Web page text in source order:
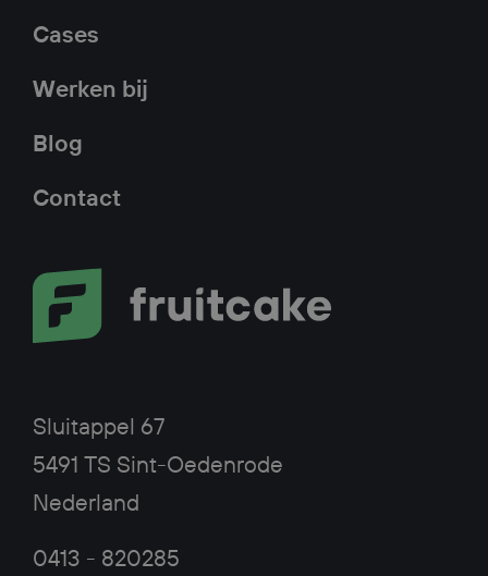
Cases
Werken bij
Blog
Contact
Sluitappel 67
5491 TS Sint-Oedenrode
Nederland
0413 - 820285